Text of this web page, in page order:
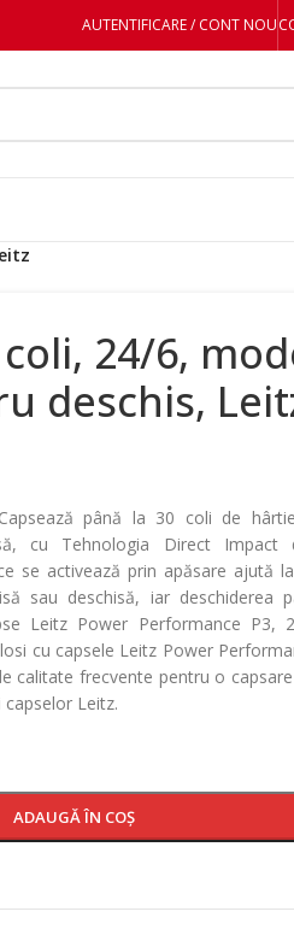
AUTENTIFICARE / CONT NOU
24/6,
deschis,
până la 30 coli de
cu Tehnologia Direct Impact
se activează prin apăsare ajută
sau deschisă, iar deschiderea
Leitz Power Performance P3,
cu capsele Leitz Power
calitate frecvente pentru o
Leitz.
ADAUGĂ ÎN COȘ